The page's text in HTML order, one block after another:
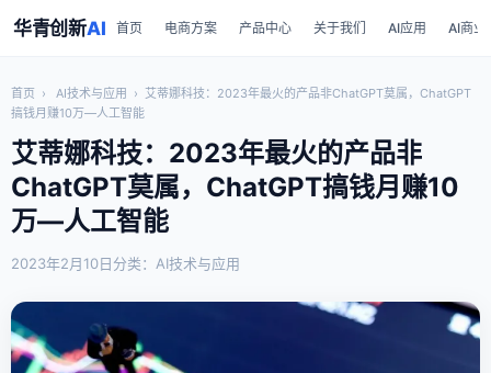
华青创新AI 首页 电商方案 产品中心 关于我们 AI应用 AI商业
首页 › AI技术与应用 › 艾蒂娜科技：2023年最火的产品非ChatGPT莫属，ChatGPT
搞钱月赚10万—人工智能
艾蒂娜科技：2023年最火的产品非
ChatGPT莫属，ChatGPT搞钱月赚10
万—人工智能
2023年2月10日分类：AI技术与应用